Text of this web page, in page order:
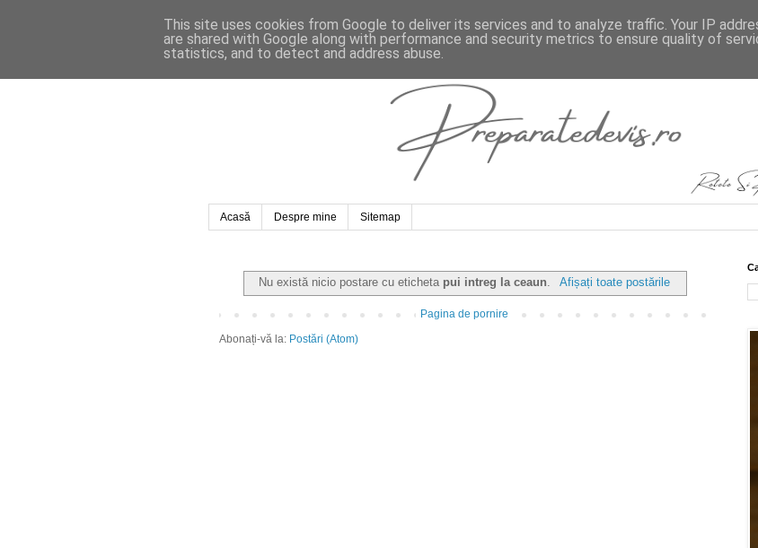
Acasă Despre mine Sitemap
Nu există nicio postare cu eticheta pui intreg la ceaun. Afișați toate postările
Pagina de pornire
Abonați-vă la: Postări (Atom)
This site uses cookies from Google to deliver its services and to analyze traffic. Your IP
are shared with Google along with performance and security metrics to ensure quality of
statistics, and to detect and address abuse.